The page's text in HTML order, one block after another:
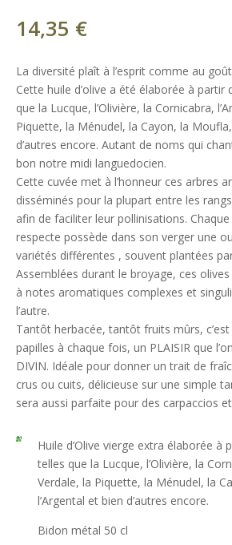
14,35 €
La diversité plaît à l’esprit comme au goût
Cette huile d’olive a été élaborée à partir
que la Lucque, l’Olivière, la Cornicabra,
Piquette, la Ménudel, la Cayon, la
d’autres encore. Autant de noms qui
bon notre midi languedocien.
Cette cuvée met à l’honneur ces arbres
disséminés pour la plupart entre les
afin de faciliter leur pollinisations.
respecte possède dans son verger une
variétés différentes , souvent plantées
Assemblées durant le broyage, ces
à notes aromatiques complexes et
l’autre.
Tantôt herbacée, tantôt fruits mûrs,
papilles à chaque fois, un PLAISIR que
DIVIN. Idéale pour donner un trait de
crus ou cuits, délicieuse sur une simple
sera aussi parfaite pour des carpaccios
Huile d’Olive vierge extra élaborée à
telles que la Lucque, l’Olivière, la
Verdale, la Piquette, la Ménudel, la
l’Argental et bien d’autres encore.
Bidon métal 50 cl